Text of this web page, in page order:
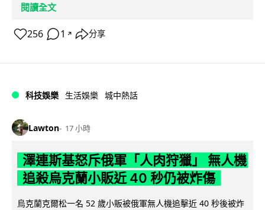
閱讀全文
256 1 ↗ 分享
科技娛樂 生活娛樂 城中熱話
Lawton 17 小時
澤連斯基怒斥俄軍「人肉狩獵」 無人機
追殺烏克蘭小販近 40 秒仍被炸傷
烏克蘭克爾松一名 52 歲小販被俄軍無人機追擊近 40 秒後被炸